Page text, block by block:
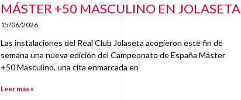
MÁSTER +50 MASCULINO EN JOLASETA
15/06/2026
Las instalaciones del Real Club Jolaseta acogieron este fin de
semana una nueva edición del Campeonato de España Máster
+50 Masculino, una cita enmarcada en
Leer más »